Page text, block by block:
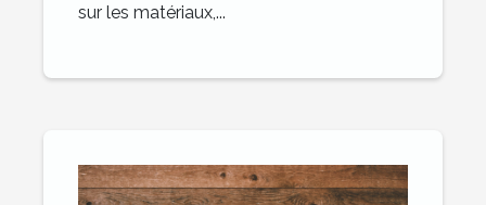
sur les matériaux,...